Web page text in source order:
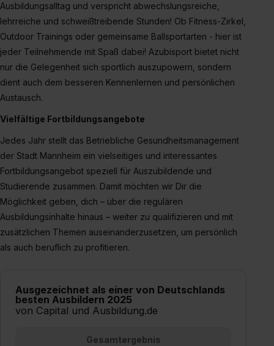
Ausbildungsalltag und verspricht abwechslungsreiche,
lehrreiche und schweißtreibende Stunden! Ob Fitness-Zirkel,
Outdoor Trainings oder gemeinsame Ballsportarten - hier ist
jeder Teilnehmende mit Spaß dabei! Azubisport bietet nicht
nur die Gelegenheit sich sportlich auszupowern, sondern
dient auch dem besseren Kennenlernen und persönlichen
Austausch.
Vielfältige Fortbildungsangebote
Jedes Jahr stellt das Betriebliche Gesundheitsmanagement
der Stadt Mannheim ein vielseitiges und interessantes
Fortbildungsangebot speziell für Auszubildende und
Studierende zusammen. Damit möchten wir Dir die
Möglichkeit geben, dich – über die regulären
Ausbildungsinhalte hinaus – weiter zu qualifizieren und mit
zusätzlichen Themen auseinanderzusetzen, um persönlich
als auch beruflich zu profitieren.
Ausgezeichnet als einer von Deutschlands
besten Ausbildern 2025
von Capital und Ausbildung.de
Gesamtergebnis